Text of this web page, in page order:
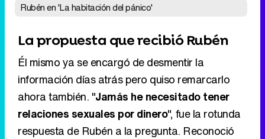
Rubén en 'La habitación del pánico'
La propuesta que recibió Rubén
Él mismo ya se encargó de desmentir la
información días atrás pero quiso remarcarlo
ahora también. "Jamás he necesitado tener
relaciones sexuales por dinero", fue la rotunda
respuesta de Rubén a la pregunta. Reconoció